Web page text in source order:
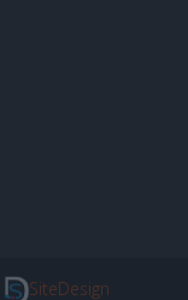
SiteDesign